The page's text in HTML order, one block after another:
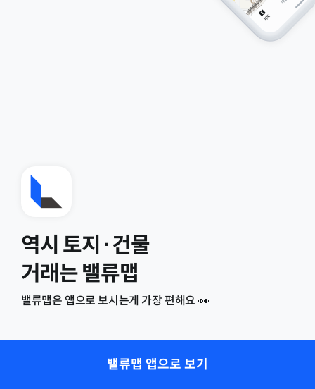
역시 토지·건물
거래는 밸류맵
밸류맵은 앱으로 보시는게 가장 편해요 👀
밸류맵 앱으로 보기